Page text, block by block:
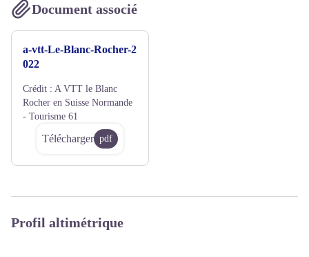
Document associé
a-vtt-Le-Blanc-Rocher-2
022
Crédit : A VTT le Blanc
Rocher en Suisse Normande
- Tourisme 61
Télécharger pdf
Profil altimétrique